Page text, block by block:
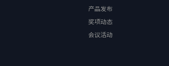
产品发布
奖项动态
会议活动